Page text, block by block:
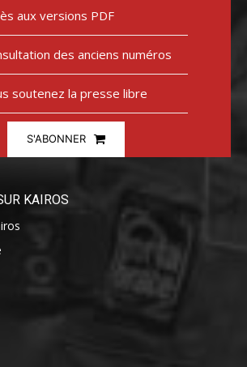
aux versions PDF
des anciens numéros
soutenez la presse libre
S'ABONNER
KAIROS